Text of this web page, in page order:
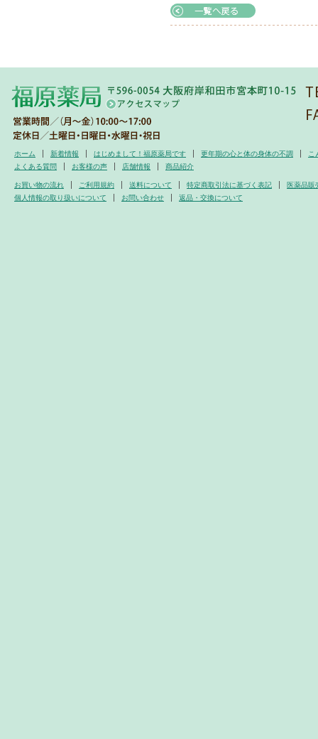
ホーム 新着情報 はじめまして！福原薬局です 更年期の心と体の身体の不調
こ
よくある質問
お客様の声 店舗情報 商品紹介
お買い物の流れ ご利用規約 送料について 特定商取引法に基づく表記
医薬品販
個人情報の取り扱いについて
お問い合わせ 返品・交換について